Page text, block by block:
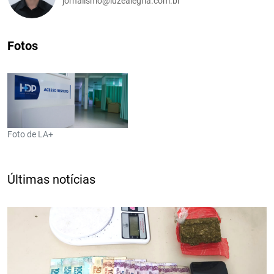
Fotos
Foto de LA+
Últimas notícias